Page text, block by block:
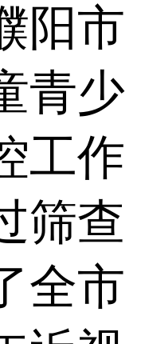
阳市
青少
工作
筛查
全市